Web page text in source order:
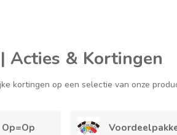
Acties & Kortingen
kortingen op een selectie van onze
Op=Op